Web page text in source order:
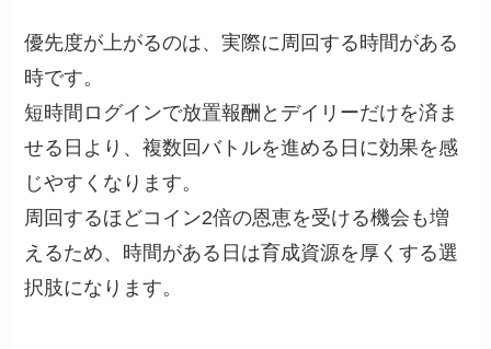
優先度が上がるのは、実際に周回する時間がある
時です。
短時間ログインで放置報酬とデイリーだけを済ま
せる日より、複数回バトルを進める日に効果を感
じやすくなります。
周回するほどコイン2倍の恩恵を受ける機会も増
えるため、時間がある日は育成資源を厚くする選
択肢になります。